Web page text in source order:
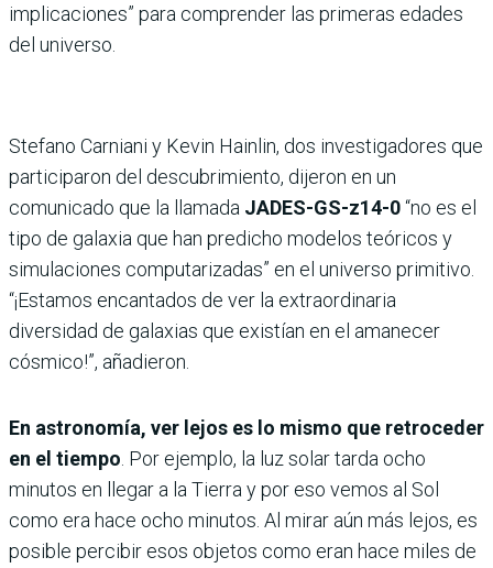
implicaciones” para comprender las primeras edades
del universo.
Stefano Carniani y Kevin Hainlin, dos investigadores que
participaron del descubrimiento, dijeron en un
comunicado que la llamada JADES-GS-z14-0“no es el
tipo de galaxia que han predicho modelos teóricos y
simulaciones computarizadas” en el universo primitivo.
“¡Estamos encantados de ver la extraordinaria
diversidad de galaxias que existían en el amanecer
cósmico!”, añadieron.
En astronomía, ver lejos es lo mismo que retroceder
en el tiempo . Por ejemplo, la luz solar tarda ocho
minutos en llegar a la Tierra y por eso vemos al Sol
como era hace ocho minutos. Al mirar aún más lejos, es
posible percibir esos objetos como eran hace miles de